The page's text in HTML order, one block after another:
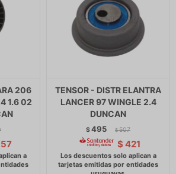
206
1.6 02
TENSOR - DISTR ELANTRA
LANCER 97 WINGLE 2.4
DUNCAN
$495 $ 507
$ 421